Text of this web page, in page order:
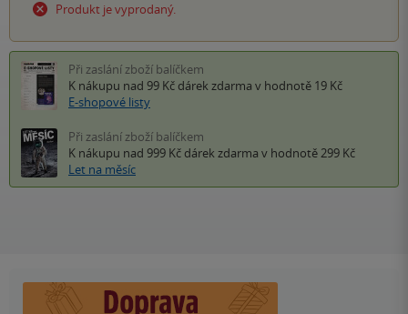
Produkt je vyprodaný.
Při zaslání zboží balíčkem
K nákupu nad 99 Kč dárek zdarma v hodnotě 19 Kč
E-shopové listy
Při zaslání zboží balíčkem
K nákupu nad 999 Kč dárek zdarma v hodnotě 299 Kč
Let na měsíc